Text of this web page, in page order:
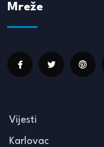
Mreže
Vijesti
Karlovac